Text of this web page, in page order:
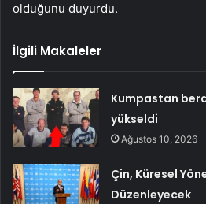
olduğunu duyurdu.
İlgili Makaleler
Kumpastan
yükseldi
Ağustos 10, 2026
Çin, Küresel
Düzenleyecek